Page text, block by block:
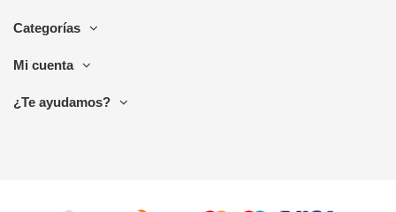
Categorías
Mi cuenta
¿Te ayudamos?